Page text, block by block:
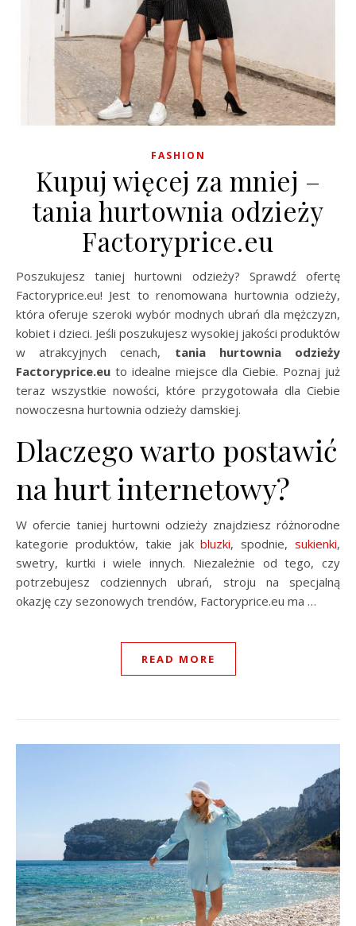
FASHION
Kupuj więcej za mniej –
tania hurtownia odzieży
Factoryprice.eu
Poszukujesz taniej hurtowni odzieży? Sprawdź ofertę
Factoryprice.eu! Jest to renomowana hurtownia odzieży,
która oferuje szeroki wybór modnych ubrań dla mężczyzn,
kobiet i dzieci. Jeśli poszukujesz wysokiej jakości produktów
w atrakcyjnych cenach, tania hurtownia odzieży
Factoryprice.eu to idealne miejsce dla Ciebie. Poznaj już
teraz wszystkie nowości, które przygotowała dla Ciebie
nowoczesna hurtownia odzieży damskiej.
Dlaczego warto postawić
na hurt internetowy?
W ofercie taniej hurtowni odzieży znajdziesz różnorodne
kategorie produktów, takie jakbluzki, spodnie,sukienki,
swetry, kurtki i wiele innych. Niezależnie od tego, czy
potrzebujesz codziennych ubrań, stroju na specjalną
okazję czy sezonowych trendów, Factoryprice.eu ma …
READ MORE